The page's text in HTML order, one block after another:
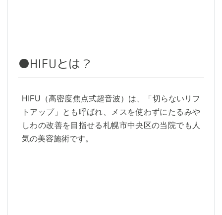
●HIFUとは？
HIFU（高密度焦点式超音波）は、「切らないリフ
トアップ」とも呼ばれ、メスを使わずにたるみや
しわの改善を目指せる札幌市中央区の当院でも人
気の美容施術です。